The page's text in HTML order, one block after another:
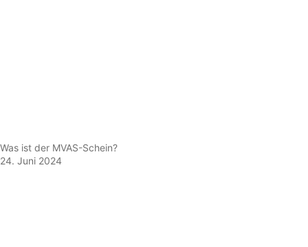
Was ist der MVAS-Schein?
24. Juni 2024